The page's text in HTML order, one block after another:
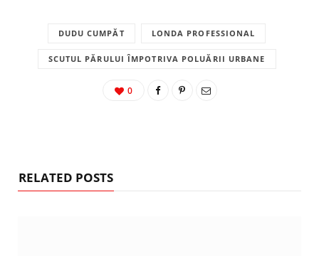
DUDU CUMPĂT LONDA PROFESSIONAL
SCUTUL PĂRULUI ÎMPOTRIVA POLUĂRII URBANE
0
RELATED POSTS